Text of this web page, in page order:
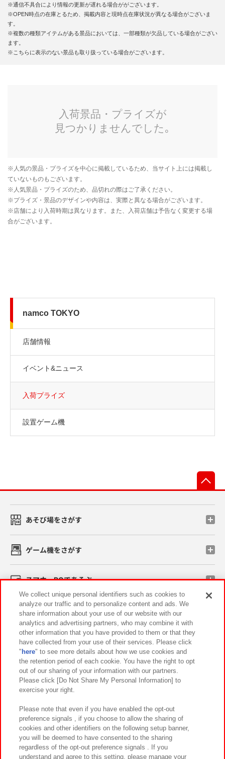
※通信不具合により情報の更新が遅れる場合ががございます。
※OPEN時点の在庫とるため、掲載内容と現時点在庫状況が異なる場合がございま
す。
※複数の種類アイテムがある景品においては、一部種類が欠品している場合がござい
ます。
※こちらに表示のない景品も取り扱っている場合がございます。
namco TOKYO
店舗情報
イベント&ニュース
入荷プライズ
設置ゲーム機
あそび場をさがす
ゲーム機をさがす
スマホ・PCであそぶ
イベント・キャンペーン
関連会社 サステナビリティ サイトポリシー
プライバシーポリシー ウェブアクセシビリティ方針と検証結果
お取引先さまとともに
カスタマーハラスメント対応方針 よくあるご質問・お問い合わせ
We collect unique personal identifiers such as cookies to
analyze our traffic and to personalize content and ads. We
share information about your use of our website with our
analytics and advertising partners, who may combine it with
other information that you have provided to them or that they
have collected from your use of their services. Please click
" here" to see more details about how we use cookies and
the retention period of each cookie. You have the right to opt
out of our sharing of your information with our partners.
Please click [Do Not Share My Personal Information] to
exercise your right.
Please note that even if you have enabled the opt-out
preference signals , if you choose to allow the sharing of
cookies and other identifiers on the following setup banner,
you will be deemed to have consented to the sharing
regardless of the opt-out preference signals . If you
understand and agree to this setting, please manage your